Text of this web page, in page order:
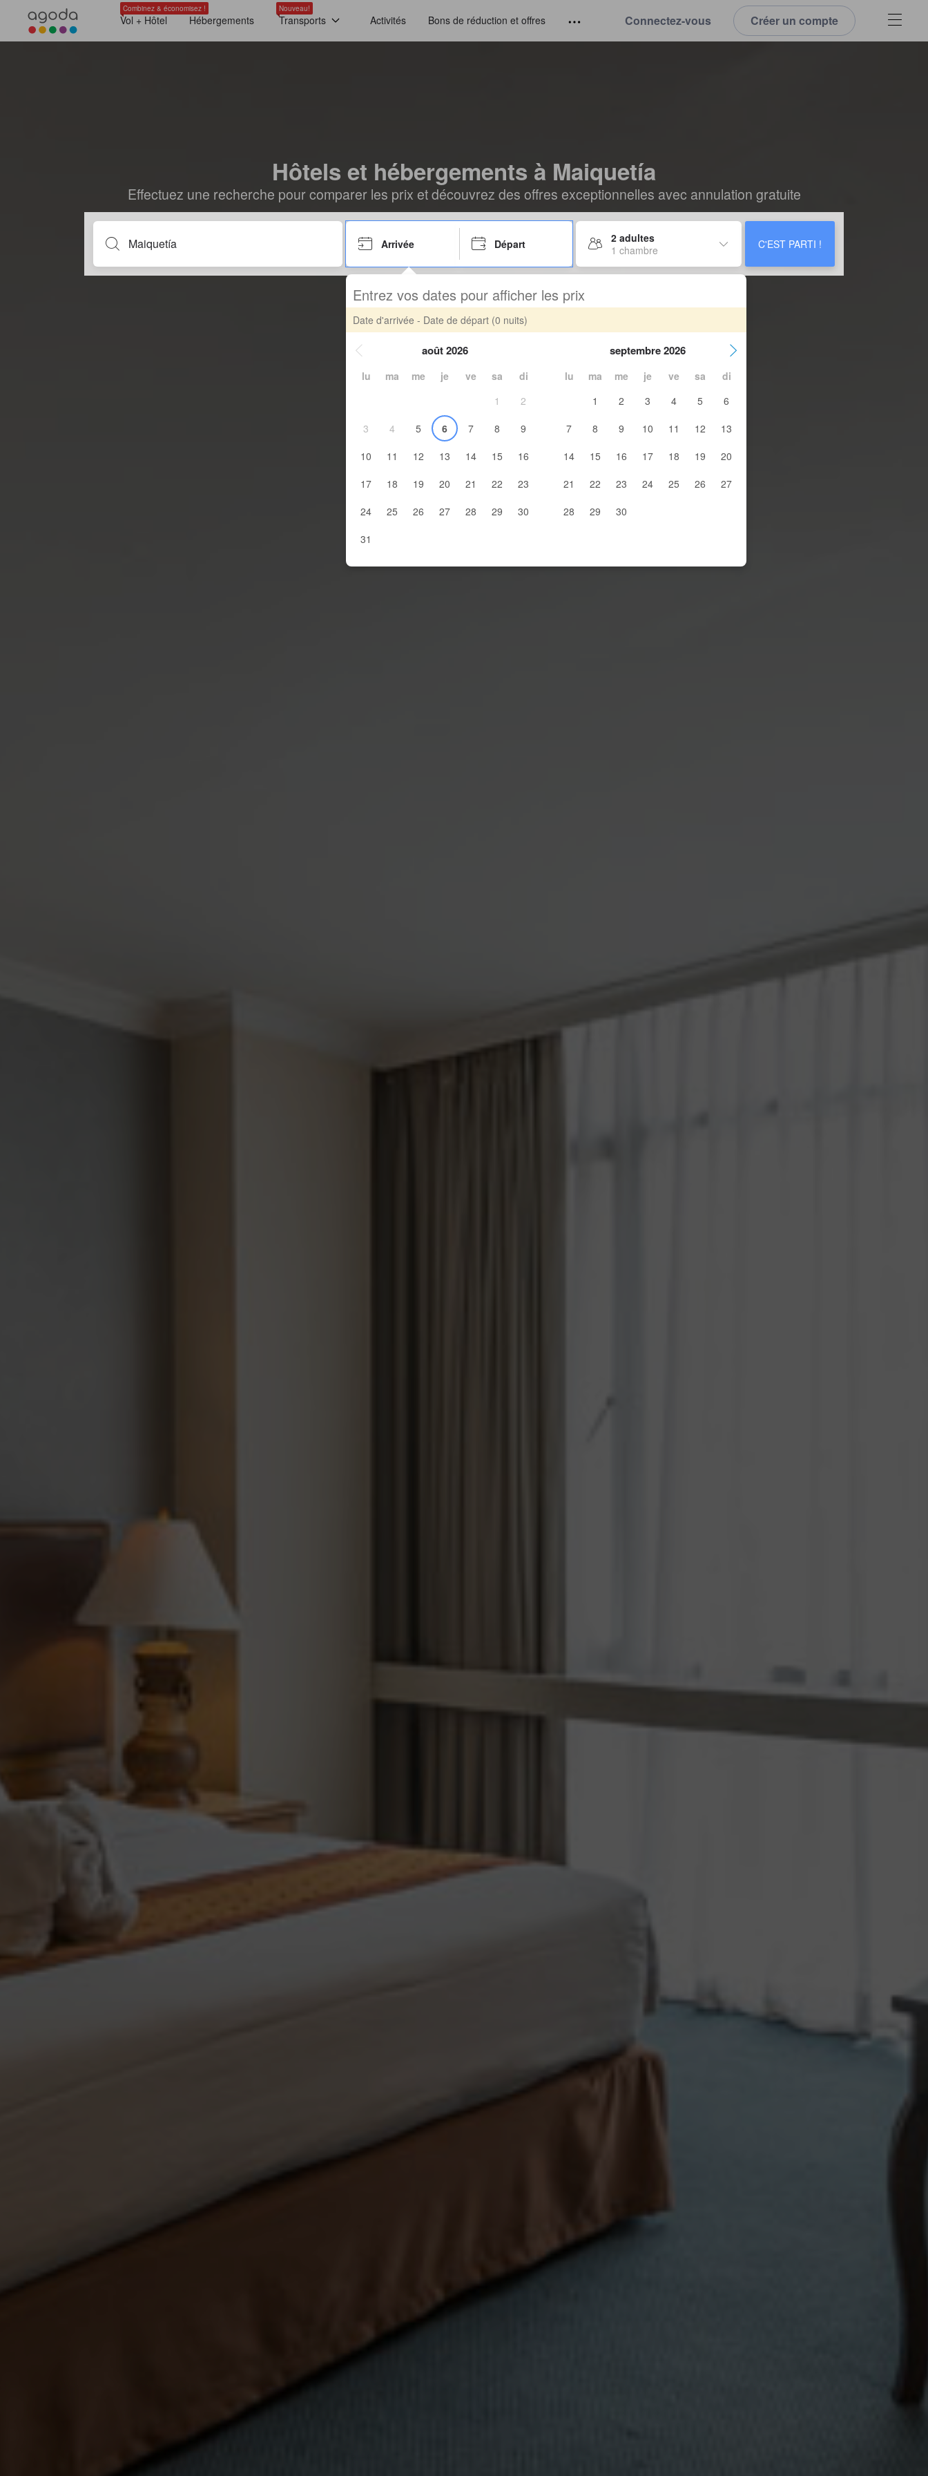
Combinez & économisez !
Vol + Hôtel Hébergements
Nouveau!
Transports Activités Bons de réduction et offres Connectez-vous Créer un compte
Hôtels et hébergements à Maiquetía
Effectuez une recherche pour comparer les prix et découvrez des offres exceptionnelles avec annulation gratuite
Arrivée Départ
2 adultes
1 chambre
C'EST PARTI !
Entrez vos dates pour afficher les prix
Date d'arrivée - Date de départ (0 nuits)
août 2026
lu ma me je ve sa
di
1
2
3
4 5 6 7 8
9
10
11 12 13 14 15
16
17
18 19 20 21 22
23
24
25 26 27 28 29
30
31
septembre 2026
lu ma me je ve sa
di
1
2 3 4 5
6
7
8 9 10 11 12
13
14
15 16 17 18 19
20
21
22 23 24 25 26
27
28
29 30